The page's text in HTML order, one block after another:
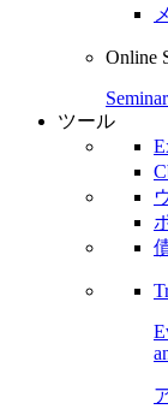
Online
ツール